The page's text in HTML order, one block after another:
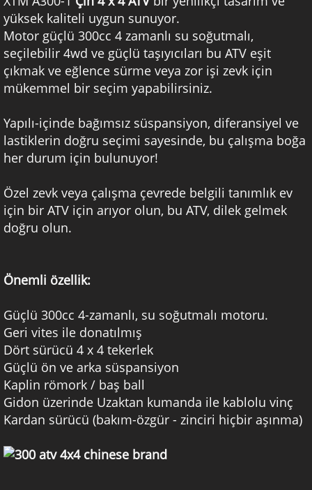
yüksek kaliteli uygun sunuyor.
Motor güçlü 300cc 4 zamanlı su soğutmalı,
seçilebilir 4wd ve güçlü taşıyıcıları bu ATV eşit
çıkmak ve eğlence sürme veya zor işi zevk için
mükemmel bir seçim yapabilirsiniz.
Yapılı-içinde bağımsız süspansiyon, diferansiyel ve
lastiklerin doğru seçimi sayesinde, bu çalışma boğa
her durum için bulunuyor!
Özel zevk veya çalışma çevrede belgili tanımlık ev
için bir ATV için arıyor olun, bu ATV, dilek gelmek
doğru olun.
Önemli özellik:
Güçlü 300cc 4-zamanlı, su soğutmalı motoru.
Geri vites ile donatılmış
Dört sürücü 4 x 4 tekerlek
Güçlü ön ve arka süspansiyon
Kaplin römork / baş ball
Gidon üzerinde Uzaktan kumanda ile kablolu vinç
Kardan sürücü (bakım-özgür - zinciri hiçbir aşınma)